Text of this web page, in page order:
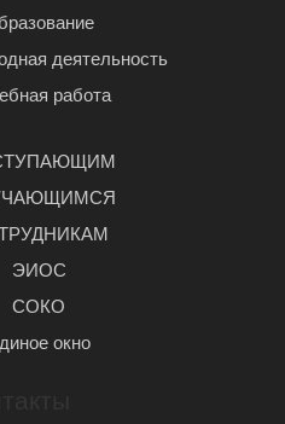
деятельность
работа
ЭИОС
СОКО
окно